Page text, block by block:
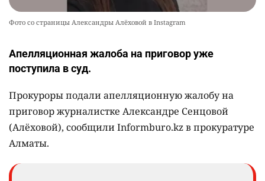
Фото со страницы Александры Алёховой в Instagram
Апелляционная жалоба на приговор уже
поступила в суд.
Прокуроры подали апелляционную жалобу на
приговор журналистке Александре Сенцовой
(Алёховой), сообщили Informburo.kz в прокуратуре
Алматы.